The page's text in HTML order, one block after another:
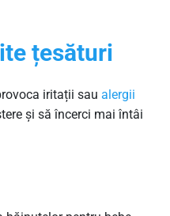
țesături
iritații sau alergii
și să încerci mai întâi